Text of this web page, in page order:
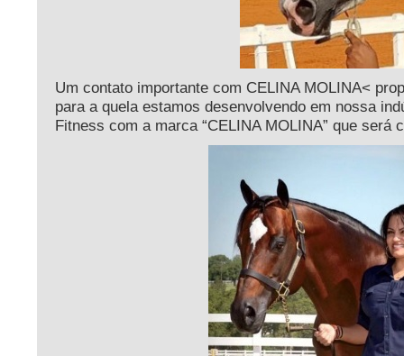
Um contato importante com CELINA MOLINA<
para a quela estamos desenvolvendo em nossa
Fitness com a marca “CELINA MOLINA” que será